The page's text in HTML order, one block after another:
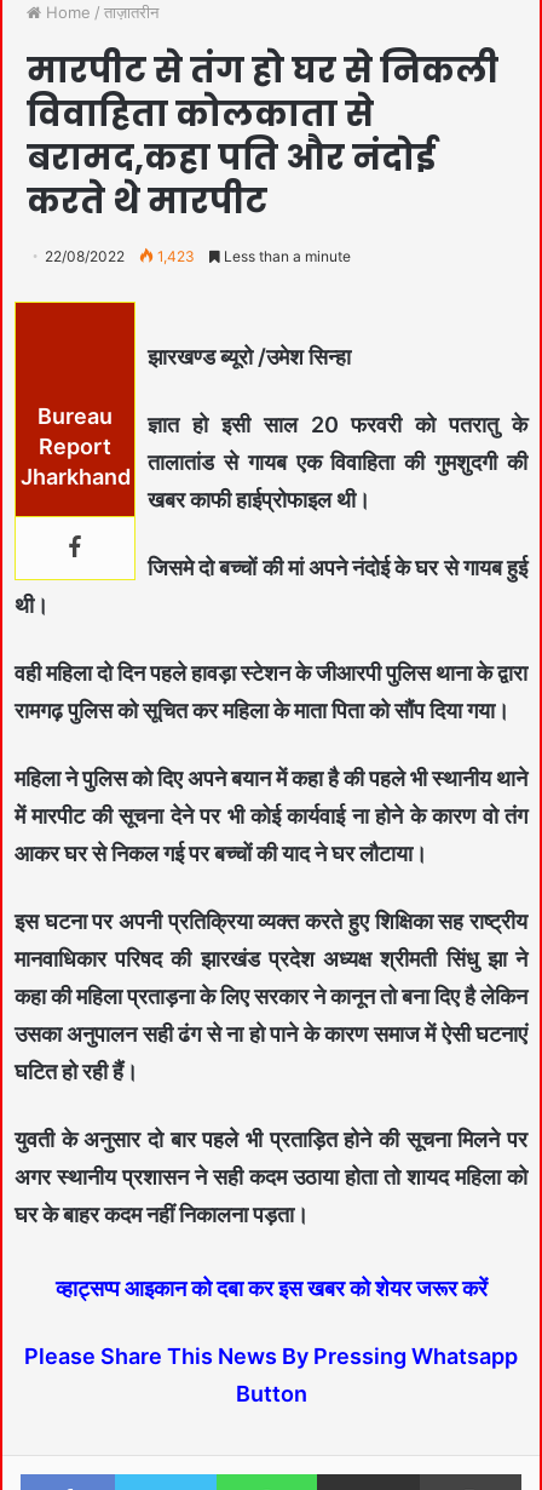
Home / ताज़ातरीन
मारपीट से तंग हो घर से निकली
विवाहिता कोलकाता से
बरामद,कहा पति और नंदोई
करते थे मारपीट
22/08/2022 1,423 Less than a minute
Bureau
Report
Jharkhand
झारखण्ड ब्यूरो /उमेश सिन्हा
ज्ञात हो इसी साल 20 फरवरी को पतरातु के
तालातांड से गायब एक विवाहिता की गुमशुदगी की
खबर काफी हाईप्रोफाइल थी।
जिसमे दो बच्चों की मां अपने नंदोई के घर से गायब हुई
थी।
वही महिला दो दिन पहले हावड़ा स्टेशन के जीआरपी पुलिस थाना के द्वारा
रामगढ़ पुलिस को सूचित कर महिला के माता पिता को सौंप दिया गया।
महिला ने पुलिस को दिए अपने बयान में कहा है की पहले भी स्थानीय थाने
में मारपीट की सूचना देने पर भी कोई कार्यवाई ना होने के कारण वो तंग
आकर घर से निकल गई पर बच्चों की याद ने घर लौटाया।
इस घटना पर अपनी प्रतिक्रिया व्यक्त करते हुए शिक्षिका सह राष्ट्रीय
मानवाधिकार परिषद की झारखंड प्रदेश अध्यक्ष श्रीमती सिंधु झा ने
कहा की महिला प्रताड़ना के लिए सरकार ने कानून तो बना दिए है लेकिन
उसका अनुपालन सही ढंग से ना हो पाने के कारण समाज में ऐसी घटनाएं
घटित हो रही हैं।
युवती के अनुसार दो बार पहले भी प्रताड़ित होने की सूचना मिलने पर
अगर स्थानीय प्रशासन ने सही कदम उठाया होता तो शायद महिला को
घर के बाहर कदम नहीं निकालना पड़ता।
व्हाट्सप्प आइकान को दबा कर इस खबर को शेयर जरूर करें
Please Share This News By Pressing Whatsapp
Button